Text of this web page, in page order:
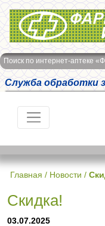
Интернет-аптека
Поиск по интернет-аптеке
Служба обработки
Главная / Новости /
Скидка!
03.07.2025